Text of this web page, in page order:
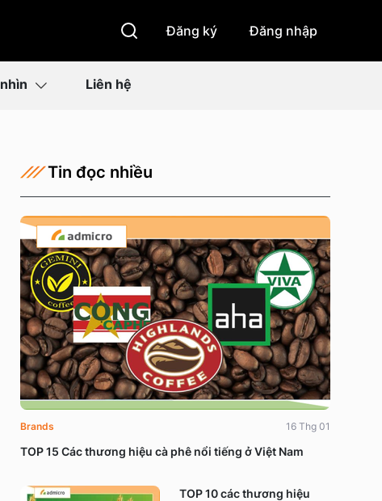
Đăng ký Đăng nhập
Liên hệ
Tin đọc nhiều
TOP 15 Các thương hiệu cà phê nổi tiếng ở Việt Nam
Brands 16 Thg 01
TOP 10 các thương hiệu